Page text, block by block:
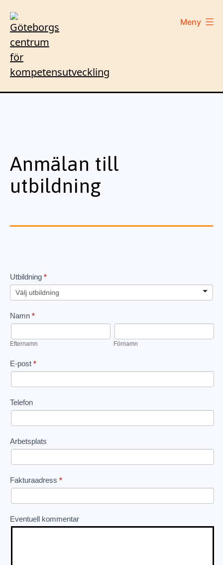
till
innehåll
Meny
Anmälan till
utbildning
Anmälan
till
utbildning
Utbildning *
Namn *
Efternamn Förnamn
E-post *
Telefon
Arbetsplats
Fakturaadress *
Eventuell kommentar